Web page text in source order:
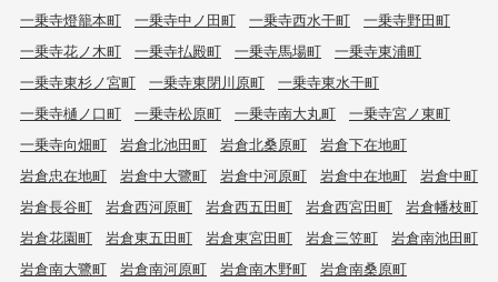
一乗寺燈籠本町
一乗寺中ノ田町 一乗寺西水干町
一乗寺野田町
一乗寺花ノ木町
一乗寺払殿町 一乗寺馬場町
一乗寺東浦町
一乗寺東杉ノ宮町
一乗寺東閉川原町
一乗寺東水干町
一乗寺樋ノ口町
一乗寺松原町 一乗寺南大丸町
一乗寺宮ノ東町
一乗寺向畑町
岩倉北池田町 岩倉北桑原町
岩倉下在地町
岩倉忠在地町
岩倉中大鷺町 岩倉中河原町 岩倉中在地町
岩倉中町
岩倉長谷町
岩倉西河原町 岩倉西五田町 岩倉西宮田町
岩倉幡枝町
岩倉花園町
岩倉東五田町 岩倉東宮田町 岩倉三笠町
岩倉南池田町
岩倉南大鷺町
岩倉南河原町 岩倉南木野町
岩倉南桑原町